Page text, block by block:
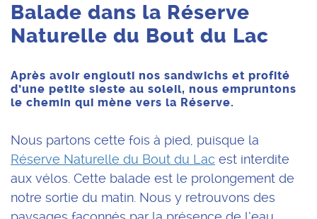
Balade dans la Réserve
Naturelle du Bout du Lac
Après avoir englouti nos sandwichs et profité
d’une petite sieste au soleil, nous empruntons
le chemin qui mène vers la Réserve.
Nous partons cette fois à pied, puisque la
Réserve Naturelle du Bout du Lac est interdite
aux vélos. Cette balade est le prolongement de
notre sortie du matin. Nous y retrouvons des